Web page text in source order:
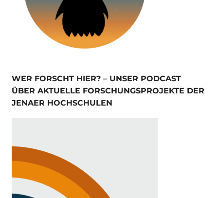
WER FORSCHT HIER? – UNSER PODCAST
ÜBER AKTUELLE FORSCHUNGSPROJEKTE DER
JENAER HOCHSCHULEN